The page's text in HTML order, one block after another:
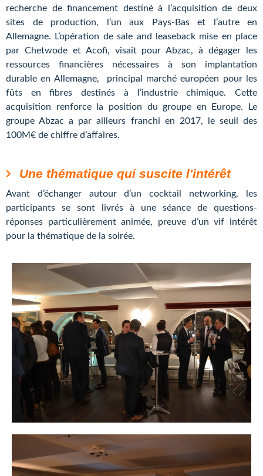
recherche de financement destiné à l’acquisition de deux
sites de production, l’un aux Pays-Bas et l’autre en
Allemagne. L’opération de sale and leaseback mise en place
par Chetwode et Acofi, visait pour Abzac, à dégager les
ressources financières nécessaires à son implantation
durable en Allemagne, principal marché européen pour les
fûts en fibres destinés à l’industrie chimique. Cette
acquisition renforce la position du groupe en Europe. Le
groupe Abzac a par ailleurs franchi en 2017, le seuil des
100M€ de chiffre d’affaires.
Une thématique qui suscite l'intérêt
Avant d’échanger autour d’un cocktail networking, les
participants se sont livrés à une séance de questions-
réponses particulièrement animée, preuve d’un vif intérêt
pour la thématique de la soirée.